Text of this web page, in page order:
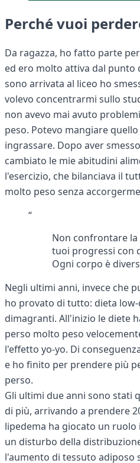
Perché vuoi
Da ragazza, ho fatto parte
ed ero molto attiva dal punto
sono arrivata al liceo ho
volevo concentrarmi sullo
non avevo mai avuto
peso. Potevo mangiare
ingrassare. Dopo aver
cambiato le mie abitudini
l'esercizio, che bilanciava il
molto peso senza
“
Non confrontare la
tuoi progressi con
Ogni corpo è
Negli ultimi anni, invece che
ho provato di tutto: dieta
dimagranti. All'inizio le diete
perso molto peso
l'effetto yo-yo. Di
e ho finito per prendere più
perso.
Gli ultimi due anni sono stati
di più, arrivando a prendere
lipedema ha giocato un
un disturbo della
l'aumento di tessuto adiposo